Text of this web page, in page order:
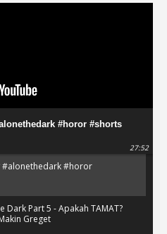
#horor #shorts
27:52
#alonethedark #horor
Dark Part 5 - Apakah TAMAT?
Greget